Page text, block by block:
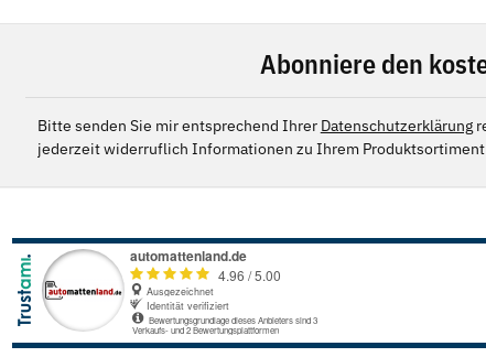
Abonniere den
Bitte senden Sie mir entsprechend Ihrer Datenschutzerklärung
jederzeit widerruflich Informationen zu Ihrem Produktsortiment